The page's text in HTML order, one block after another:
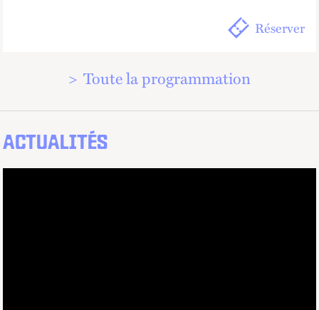
Réserver
Toute la programmation
ACTUALITÉS